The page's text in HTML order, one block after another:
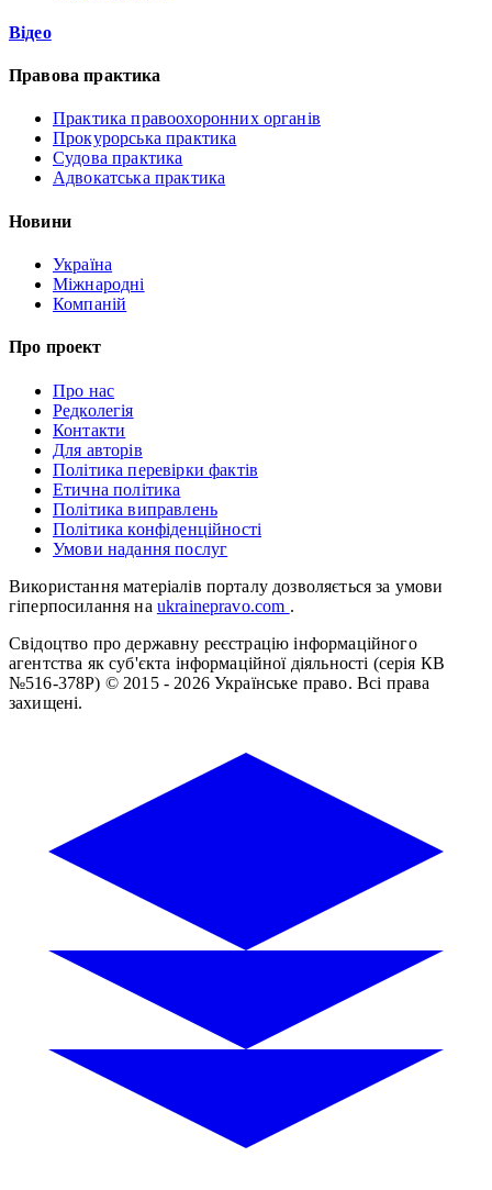
Відео
Правова практика
Практика правоохоронних органів
Прокурорська практика
Судова практика
Адвокатська практика
Новини
Україна
Міжнародні
Компаній
Про проект
Про нас
Редколегія
Контакти
Для авторів
Політика перевірки фактів
Етична політика
Політика виправлень
Політика конфіденційності
Умови надання послуг
Використання матеріалів порталу дозволяється за умови
гіперпосилання на ukrainepravo.com .
Свідоцтво про державну реєстрацію інформаційного
агентства як суб'єкта інформаційної діяльності (серія КВ
№516-378Р) © 2015 - 2026 Українське право. Всі права
захищені.